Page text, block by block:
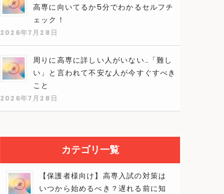
高専に向いてるか5分でわかるセルフチ
ェック！
2026年7月28日
周りに高専に詳しい人がいない…「難し
い」と言われて不安な人が今すぐすべき
こと
2026年7月28日
カテゴリ一覧
【保護者様向け】高専入試の対策は
いつから始めるべき？遅れる前に知